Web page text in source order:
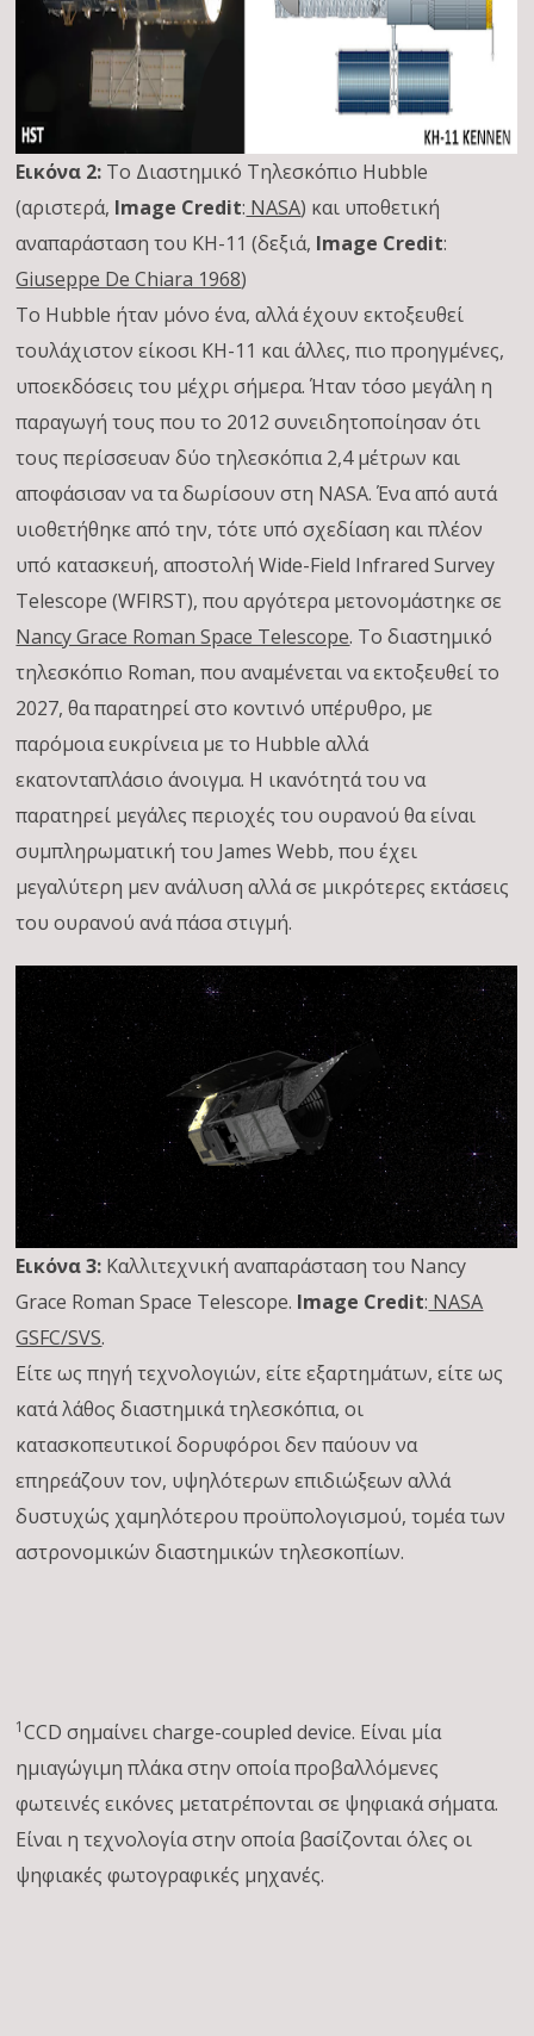
Εικόνα 2: Το Διαστημικό Τηλεσκόπιο Hubble
(αριστερά, Image Credit: NASA) και υποθετική
αναπαράσταση του KH-11 (δεξιά, Image Credit:
Giuseppe De Chiara 1968)
Το Hubble ήταν μόνο ένα, αλλά έχουν εκτοξευθεί
τουλάχιστον είκοσι KH-11 και άλλες, πιο προηγμένες,
υποεκδόσεις του μέχρι σήμερα. Ήταν τόσο μεγάλη η
παραγωγή τους που το 2012 συνειδητοποίησαν ότι
τους περίσσευαν δύο τηλεσκόπια 2,4 μέτρων και
αποφάσισαν να τα δωρίσουν στη NASA. Ένα από αυτά
υιοθετήθηκε από την, τότε υπό σχεδίαση και πλέον
υπό κατασκευή, αποστολή Wide-Field Infrared Survey
Telescope (WFIRST), που αργότερα μετονομάστηκε σε
Nancy Grace Roman Space Telescope. Το διαστημικό
τηλεσκόπιο Roman, που αναμένεται να εκτοξευθεί το
2027, θα παρατηρεί στο κοντινό υπέρυθρο, με
παρόμοια ευκρίνεια με το Hubble αλλά
εκατονταπλάσιο άνοιγμα. Η ικανότητά του να
παρατηρεί μεγάλες περιοχές του ουρανού θα είναι
συμπληρωματική του James Webb, που έχει
μεγαλύτερη μεν ανάλυση αλλά σε μικρότερες εκτάσεις
του ουρανού ανά πάσα στιγμή.
Εικόνα 3: Καλλιτεχνική αναπαράσταση του Nancy
Grace Roman Space Telescope. Image Credit: NASA
GSFC/SVS.
Είτε ως πηγή τεχνολογιών, είτε εξαρτημάτων, είτε ως
κατά λάθος διαστημικά τηλεσκόπια, οι
κατασκοπευτικοί δορυφόροι δεν παύουν να
επηρεάζουν τον, υψηλότερων επιδιώξεων αλλά
δυστυχώς χαμηλότερου προϋπολογισμού, τομέα των
αστρονομικών διαστημικών τηλεσκοπίων.
1CCD σημαίνει charge-coupled device. Είναι μία
ημιαγώγιμη πλάκα στην οποία προβαλλόμενες
φωτεινές εικόνες μετατρέπονται σε ψηφιακά σήματα.
Είναι η τεχνολογία στην οποία βασίζονται όλες οι
ψηφιακές φωτογραφικές μηχανές.